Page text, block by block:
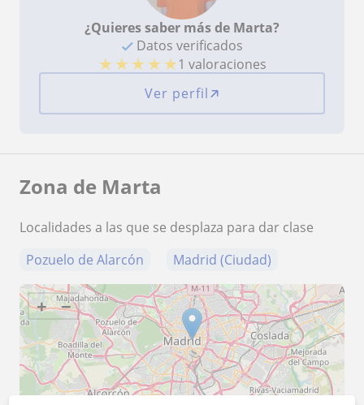
¿Quieres saber más de Marta?
Datos verificados
★ ★ ★ ★ ★1 valoraciones
Ver perfil
Zona de Marta
Localidades a las que se desplaza para dar clase
Pozuelo de Alarcón
Madrid (Ciudad)
+ −